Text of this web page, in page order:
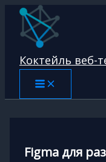
Перейти
содержимому
Коктейль веб-
Figma для